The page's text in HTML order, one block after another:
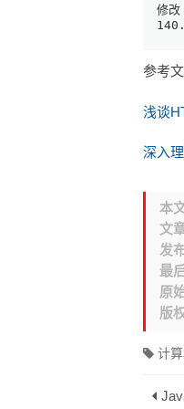
修
参考
浅谈
深入
本
文
发
最
原
版
计